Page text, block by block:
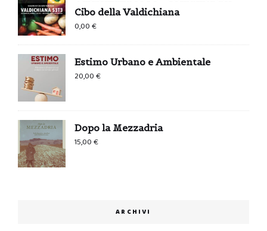
Cibo della Valdichiana
0,00€
Estimo Urbano e Ambientale
20,00€
Dopo la Mezzadria
15,00€
ARCHIVI